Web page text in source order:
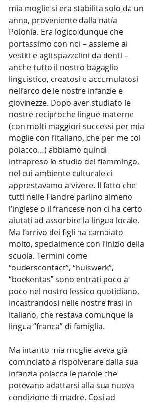
mia moglie si era stabilita solo da un
anno, proveniente dalla natía
Polonia. Era logico dunque che
portassimo con noi – assieme ai
vestiti e agli spazzolini da denti –
anche tutto il nostro bagaglio
linguistico, creatosi e accumulatosi
nell’arco delle nostre infanzie e
giovinezze. Dopo aver studiato le
nostre reciproche lingue materne
(con molti maggiori successi per mia
moglie con l’italiano, che per me col
polacco…) abbiamo quindi
intrapreso lo studio del fiammingo,
nel cui ambiente culturale ci
apprestavamo a vivere. Il fatto che
tutti nelle Fiandre parlino almeno
l’inglese o il francese non ci ha certo
aiutati ad assorbire la lingua locale.
Ma l’arrivo dei figli ha cambiato
molto, specialmente con l’inizio della
scuola. Termini come
“ouderscontact”, “huiswerk”,
“boekentas” sono entrati poco a
poco nel nostro lessico quotidiano,
incastrandosi nelle nostre frasi in
italiano, che restava comunque la
lingua “franca” di famiglia.
Ma intanto mia moglie aveva già
cominciato a rispolverare dalla sua
infanzia polacca le parole che
potevano adattarsi alla sua nuova
condizione di madre. Cosí ad